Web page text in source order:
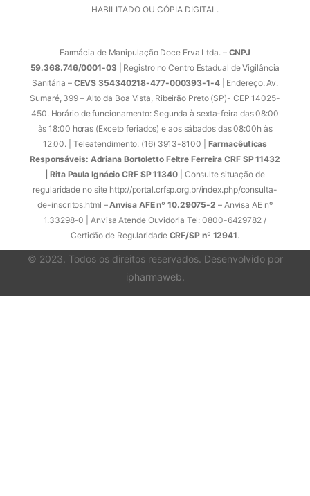
HABILITADO OU CÓPIA DIGITAL.
Farmácia de Manipulação Doce Erva Ltda. – CNPJ
59.368.746/0001-03| Registro no Centro Estadual de Vigilância
Sanitária –CEVS 354340218-477-000393-1-4| Endereço: Av.
Sumaré, 399 – Alto da Boa Vista, Ribeirão Preto (SP)- CEP 14025-
450. Horário de funcionamento: Segunda à sexta-feira das 08:00
às 18:00 horas (Exceto feriados) e aos sábados das 08:00h às
12:00. | Teleatendimento: (16) 3913-8100 | Farmacêuticas
Responsáveis: Adriana Bortoletto Feltre Ferreira CRF SP 11432
| Rita Paula Ignácio CRF SP 11340 | Consulte situação de
regularidade no site http://portal.crfsp.org.br/index.php/consulta-
de-inscritos.html –Anvisa AFE nº 10.29075-2 – Anvisa AE nº
1.33298-0 | Anvisa Atende Ouvidoria Tel: 0800-6429782 /
Certidão de Regularidade CRF/SP nº 12941.
© 2023. Todos os direitos reservados. Desenvolvido por
ipharmaweb.